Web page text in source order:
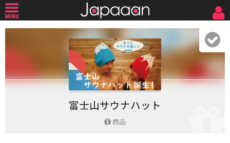
富士山サウナハット
商品